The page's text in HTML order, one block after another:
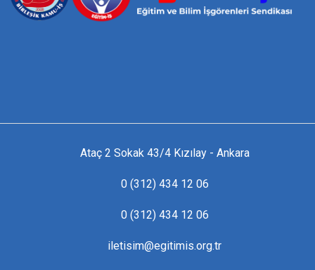
Ataç 2 Sokak 43/4 Kızılay - Ankara
0 (312) 434 12 06
0 (312) 434 12 06
iletisim@egitimis.org.tr